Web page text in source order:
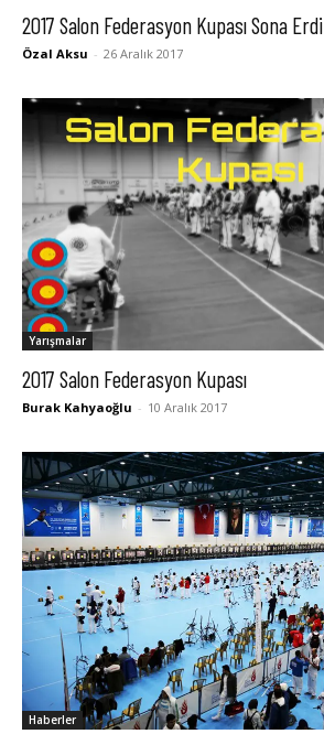
2017 Salon Federasyon Kupası Sona Erdi
Özal Aksu - 26 Aralık 2017
Yarışmalar
2017 Salon Federasyon Kupası
Burak Kahyaoğlu - 10 Aralık 2017
Haberler